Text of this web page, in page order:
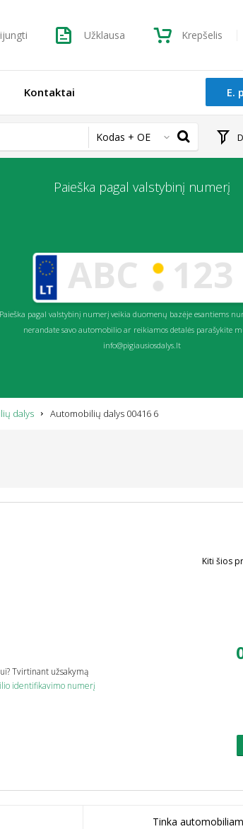
Užklausa Krepšelis
Kontaktai E.
Kodas + OE
Paieška pagal valstybinį numerį
Paieška pagal valstybinį numerį veikia duomenų bazėje esantiems
nerandate savo automobilio ar reikiamos detalės parašykite
info@pigiausiosdalys.lt
dalys Automobilių dalys 00416 6
Tvirtinant užsakymą
identifikavimo numerį
Kiti šios
Tinka